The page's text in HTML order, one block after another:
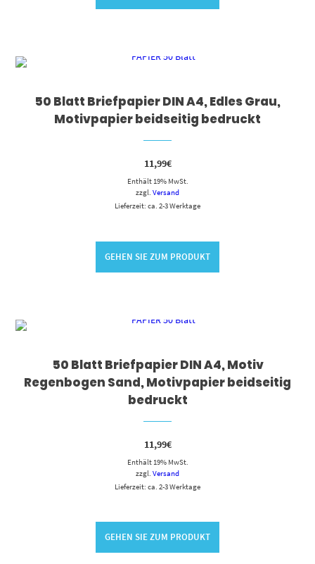
50 Blatt Briefpapier DIN A4, Edles Grau,
Motivpapier beidseitig bedruckt
11,99€
Enthält 19% MwSt.
zzgl. Versand
Lieferzeit: ca. 2-3 Werktage
GEHEN SIE ZUM PRODUKT
50 Blatt Briefpapier DIN A4, Motiv
Regenbogen Sand, Motivpapier beidseitig
bedruckt
11,99€
Enthält 19% MwSt.
zzgl. Versand
Lieferzeit: ca. 2-3 Werktage
GEHEN SIE ZUM PRODUKT